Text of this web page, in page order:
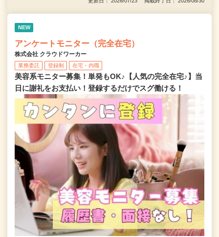
NEW
アンケートモニター（完全在宅）
株式会社 クラウドワーカー
業務委託 登録制 在宅・内職
美容系モニター募集！単発もOK♪【人気の完全在宅♪】当
日に謝礼をお支払い！登録するだけでスグ働ける！